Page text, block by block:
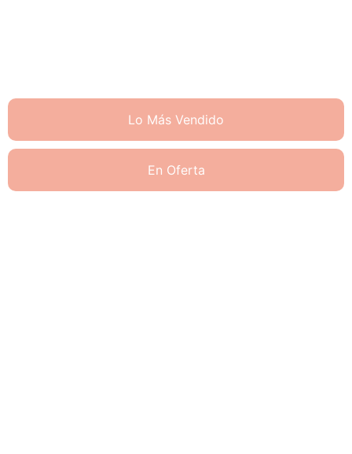
Lo Más Vendido
En Oferta